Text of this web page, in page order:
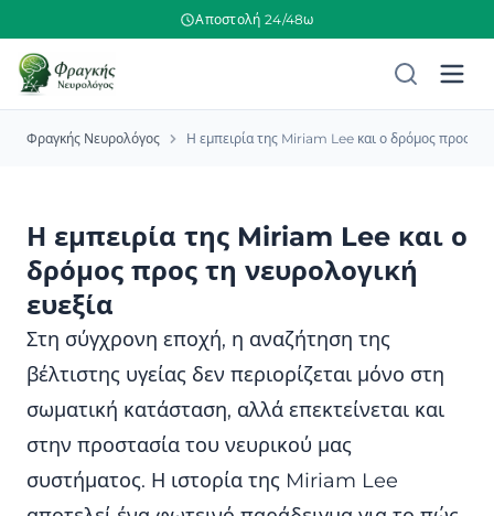
Αποστολή 24/48ω
Φραγκής Νευρολόγος Η εμπειρία της Miriam Lee και ο δρόμος προς τη
Η εμπειρία της Miriam Lee και ο
δρόμος προς τη νευρολογική
ευεξία
Στη σύγχρονη εποχή, η αναζήτηση της
βέλτιστης υγείας δεν περιορίζεται μόνο στη
σωματική κατάσταση, αλλά επεκτείνεται και
στην προστασία του νευρικού μας
συστήματος. Η ιστορία της Miriam Lee